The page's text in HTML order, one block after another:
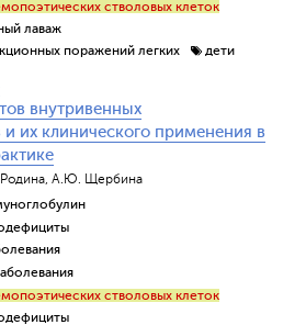
стволовых клеток
лаваж
поражений легких
дети
внутривенных
их клинического применения в
А.Ю. Щербина
стволовых клеток